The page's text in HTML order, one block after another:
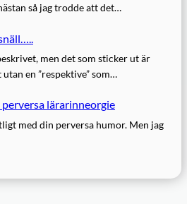
så jag trodde att det…
men det som sticker ut är
en ”respektive” som…
perversa lärarinneorgie
med din perversa humor. Men jag